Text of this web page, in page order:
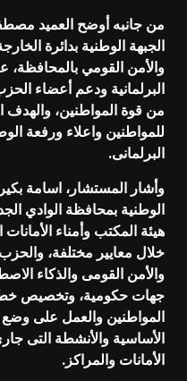
من جانبه أوضح العميد
الجبهة الوطنية بدائرة
والأمن القومي بالمحافظة،
البرلمانية ودعم أعضاء
من قوة المواطنين، والهدف
للمواطنين واعلاء ورفعة
البرلمانى.
وأشار المستشار، اسامة
الوطنية بمحافظة الوادي
هيئة المكتب وأمناء
خلال معايير مختلفة،
والأمن القومى والذكاء
جهات حكومية، وتخصيص
المواطنين والعمل على
الأساسية والأنشطة التى
الأمانات والمراكز.